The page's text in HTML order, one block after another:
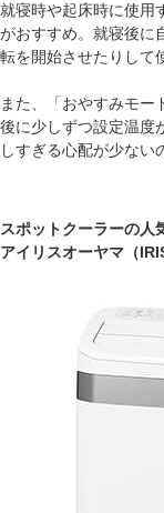
就寝時や起床時に使用
がおすすめ。就寝後に
転を開始させたりして
また、「おやすみモー
後に少しずつ設定温度
しすぎる心配が少ない
スポットクーラーの人
アイリスオーヤマ（